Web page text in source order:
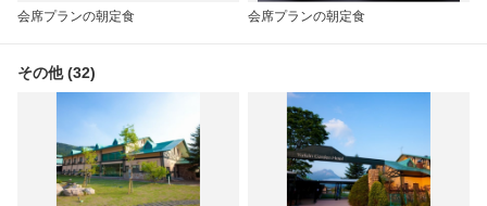
会席プランの朝定食 会席プランの朝定食
その他 (32)